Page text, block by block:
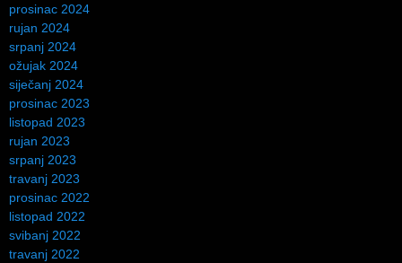
prosinac 2024
rujan 2024
srpanj 2024
ožujak 2024
siječanj 2024
prosinac 2023
listopad 2023
rujan 2023
srpanj 2023
travanj 2023
prosinac 2022
listopad 2022
svibanj 2022
travanj 2022